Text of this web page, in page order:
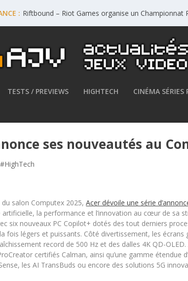
: Riftbound – Riot Games organise un Championnat
TESTS / PREVIEWS HIGHTECH CINÉMA SÉRIES
ses nouveautés au
#HighTech
du salon Computex 2025,Acer dévoile une série
artificielle, la performance et l’innovation au cœur de sa
six nouveaux PC Copilot+ dotés des tout derniers
fois légers et puissants. Côté divertissement, les
record de 500 Hz et des dalles 4K QD-
certifiés Calman, ainsi qu’une gamme étendue
les AI TransBuds ou encore des solutions 5G